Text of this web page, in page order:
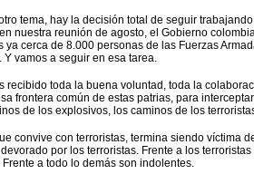
tema, hay la decisión total de seguir
nuestra reunión de agosto, el Gobierno
ya cerca de 8.000 personas de las Fuerzas
Y vamos a seguir en esa tarea.
recibido toda la buena voluntad, toda la
frontera común de estas patrias, para
de los explosivos, los caminos de los
convive con terroristas, termina siendo víctima
por los terroristas. Frente a los
Frente a todo lo demás son indolentes.